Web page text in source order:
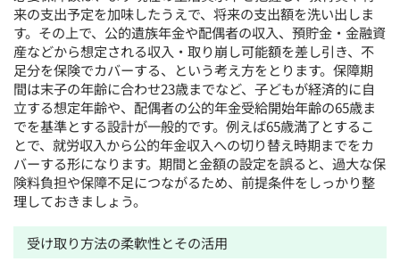
来の支出予定を加味したうえで、将来の支出額を洗い出しま
す。その上で、公的遺族年金や配偶者の収入、預貯金・金融資
産などから想定される収入・取り崩し可能額を差し引き、不
足分を保険でカバーする、という考え方をとります。保障期
間は末子の年齢に合わせ23歳までなど、子どもが経済的に自
立する想定年齢や、配偶者の公的年金受給開始年齢の65歳ま
でを基準とする設計が一般的です。例えば65歳満了とするこ
とで、就労収入から公的年金収入への切り替え時期までをカ
バーする形になります。期間と金額の設定を誤ると、過大な保
険料負担や保障不足につながるため、前提条件をしっかり整
理しておきましょう。
受け取り方法の柔軟性とその活用